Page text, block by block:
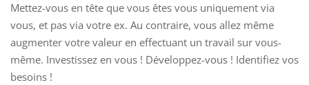
Mettez-vous en tête que vous êtes vous uniquement via
vous, et pas via votre ex. Au contraire, vous allez même
augmenter votre valeur en effectuant un travail sur vous-
même. Investissez en vous ! Développez-vous ! Identifiez vos
besoins !